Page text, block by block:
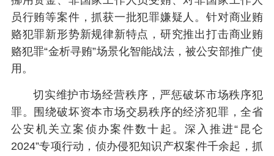
员行贿等案件，抓获一批犯罪嫌疑人。针对商业贿
赂犯罪新形势新规律新特点，研究推出打击商业贿
赂犯罪“金析寻贿”场景化智能战法，被公安部推广使
用。
切实维护市场经营秩序，严惩破坏市场秩序犯
罪。围绕破坏资本市场交易秩序的经济犯罪，全省
公安机关立案侦办案件数十起。深入推进“昆仑
2024”专项行动，侦办侵犯知识产权案件千余起，抓